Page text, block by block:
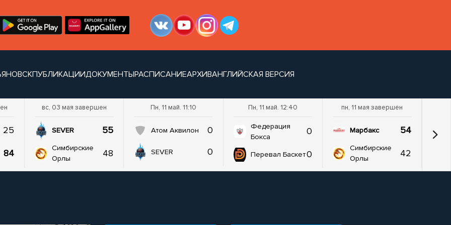
ПУБЛИКАЦИИДОКУМЕНТЫРАСПИСАНИЕАРХИВАНГЛИЙСКАЯ ВЕРСИЯ
25
84
вс, 03 мая завершен
SEVER 55
Симбирские
Орлы
48
Пн, 11 май. 11:10
Атом Аквилон 0
SEVER 0
Пн, 11 май. 12:40
Федерация
Бокса
0
Перевал Баскет0
пн, 11 мая завершен
Марбакс 54
Симбирские
Орлы
42